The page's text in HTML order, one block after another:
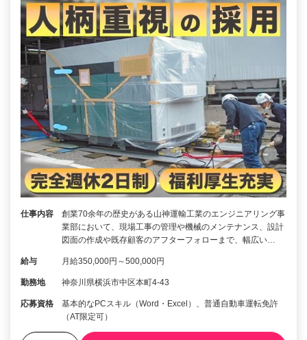
仕事内容
創業70余年の歴史がある山神運輸工業のエンジニアリング事
業部において、現場工事の管理や機械のメンテナンス、設計
図面の作成や既存顧客のアフターフォローまで、幅広い…
給与 月給350,000円～500,000円
勤務地 神奈川県横浜市中区本町4-43
応募資格
基本的なPCスキル（Word・Excel）、普通自動車運転免許
（AT限定可）